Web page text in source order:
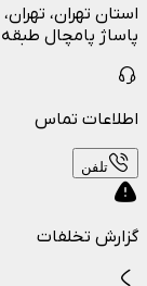
استان تهران،
پاساژ پامچال طبقه
اطلاعات تماس
تلفن
گزارش تخلفات